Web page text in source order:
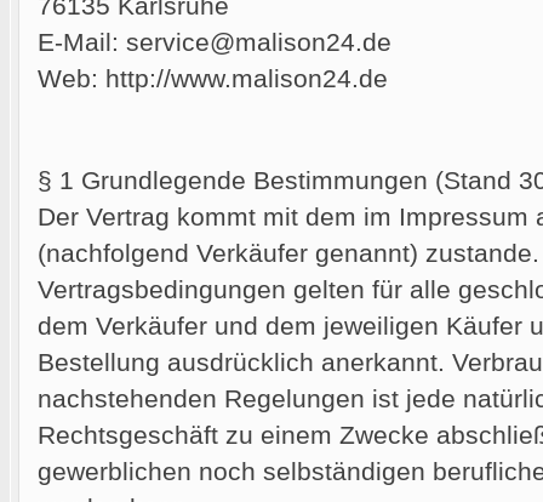
76135 Karlsruhe
E-Mail: service@malison24.de
Web: http://www.malison24.de
§ 1 Grundlegende Bestimmungen (Stand
Der Vertrag kommt mit dem im Impressum
(nachfolgend Verkäufer genannt)
Vertragsbedingungen gelten für alle
dem Verkäufer und dem jeweiligen Käufer
Bestellung ausdrücklich anerkannt.
nachstehenden Regelungen ist jede
Rechtsgeschäft zu einem Zwecke
gewerblichen noch selbständigen